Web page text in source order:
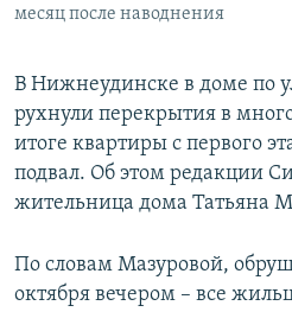
Все сайты РСЕ/РС
месяц после наводнения
В Нижнеудинске в доме по
рухнули перекрытия в
итоге квартиры с первого
подвал. Об этом редакции
жительница дома Татьяна
По словам Мазуровой,
октября вечером – все